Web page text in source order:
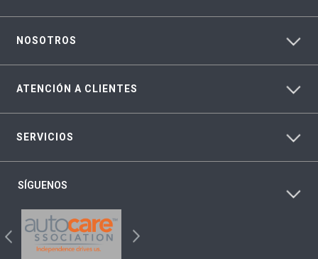
NOSOTROS
ATENCIÓN A CLIENTES
SERVICIOS
SÍGUENOS